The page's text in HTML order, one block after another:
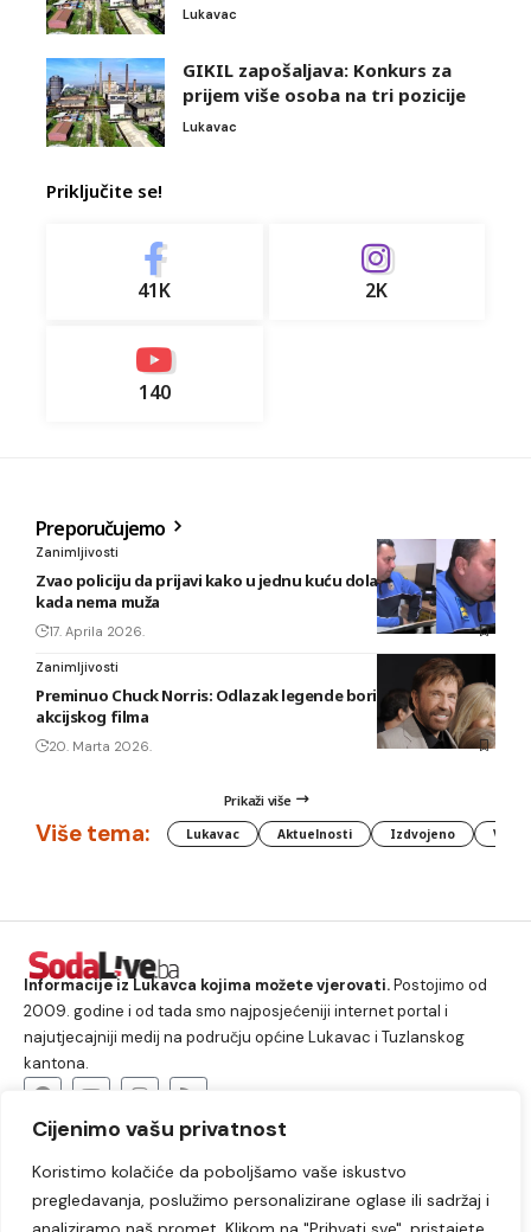
Cijenimo vašu privatnost
Koristimo kolačiće da poboljšamo vaše iskustvo
pregledavanja, poslužimo personalizirane oglase ili sadržaj i
Lukavac
GIKIL zapošaljava: Konkurs za
prijem više osoba na tri pozicije
Lukavac
Priključite se!
41K 2K
140
Preporučujemo
Zanimljivosti
Zvao policiju da prijavi kako u jednu kuću dolazi ljubavnik
kada nema muža
17. Aprila 2026.
Zanimljivosti
Preminuo Chuck Norris: Odlazak legende borilačkih vještina i
akcijskog filma
20. Marta 2026.
Prikaži više
Više tema: Lukavac Aktuelnosti Izdvojeno
Informacije iz Lukavca kojima možete vjerovati.Postojimo od
2009. godine i od tada smo najposjećeniji internet portal i
najutjecajniji medij na području općine Lukavac i Tuzlanskog
kantona.
Lukavac Društvo Crna hronika
Sport
Kultura
Kolumne Slobodno vrijeme